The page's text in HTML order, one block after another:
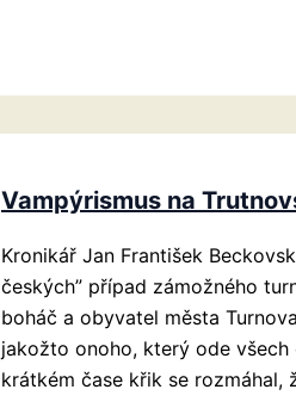
Vampýrismus na
Kronikář Jan František
českých” případ zámožného
boháč a obyvatel města
jakožto onoho, který ode
krátkém čase křik se